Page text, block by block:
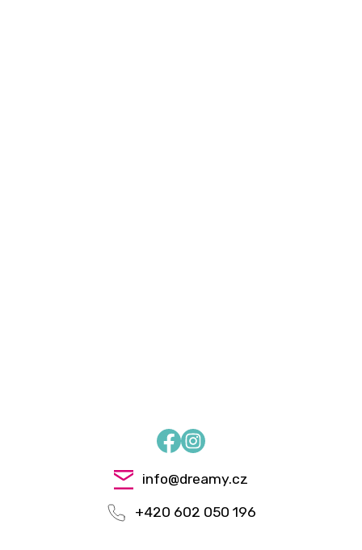
FacebookInstagram
info@dreamy.cz
+420 602 050 196